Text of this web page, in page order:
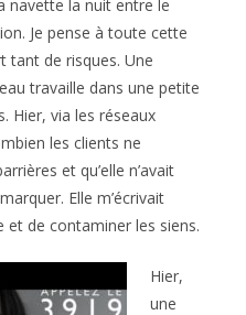
navette la nuit entre le
Je pense à toute cette
tant de risques. Une
travaille dans une petite
Hier, via les réseaux
les clients ne
et qu’elle n’avait
Elle m’écrivait
de contaminer les siens.
Hier,
une